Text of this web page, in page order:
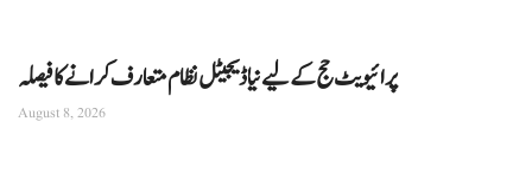
پرائیویٹ حج کے لیے نیا ڈیجیٹل نظام متعارف کرانے کا فیصلہ
August 8, 2026